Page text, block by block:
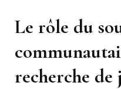
Le rôle du
recherche de